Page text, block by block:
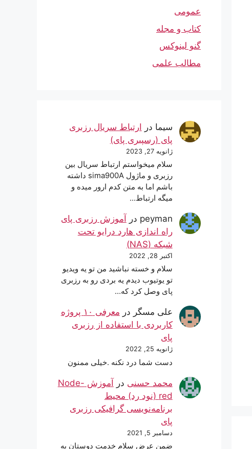
عمومی
کتاب و مجله
گنو لینوکس
مطالب علمی
سیما در ارتباط سریال رزبری
پای (رسپبری پای)
ژانویه 27, 2023
سلام میخواستم ارتباط سریال بین
رزبری و ماژول sima900A داشته
باشم اما به متن کدم ارور میده و
میگه ارتباط…
peyman در آموزش رزبری پای
راه اندازی هارد درایو تحت
شبکه (NAS)
اکتبر 28, 2022
سلام و خسته نباشید من تو یه ویدیو
تو یوتیوب دیدم یه بردی رو به رزبری
پای وصل کرد که…
علی مسگر در
معرفی ۱۰ پروژه
کاربردی با استفاده از رزبری
پای
ژانویه 25, 2022
دست شما درد نکنه .خیلی ممنون
محمد حسنی در
آموزش Node-
red (نود رد) محیط
برنامه‌نویسی گرافیکی رزبری
پای
دسامبر 5, 2021
ضمن عرض سلام خدمت دوستان به